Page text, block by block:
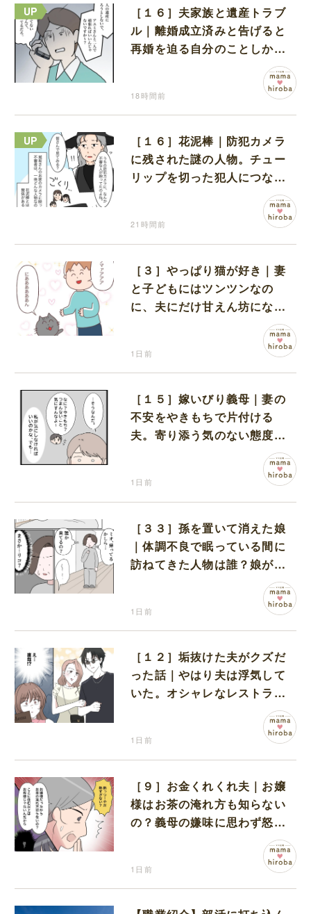
［１６］夫家族と遺産トラブ
ル｜離婚成立済みと告げると
再婚を迫る自分のことしか考
18時間前
［１６］花泥棒｜防犯カメラ
に残された謎の人物。チュー
リップを切った犯人につなが
る証拠になるのか期待する
21時間前
［３］やっぱり猫が好き｜妻
と子どもにはツンツンなの
に、夫にだけ甘えん坊になる
1日前
［１５］嫁いびり義母｜妻の
不安をやきもちで片付ける
夫。寄り添う気のない態度に
1日前
［３３］孫を置いて消えた娘
｜体調不良で眠っている間に
訪ねてきた人物は誰？娘が戻
ってきたのかと不安になる
1日前
［１２］垢抜けた夫がクズだ
った話｜やはり夫は浮気して
いた。オシャレなレストラン
1日前
［９］お金くれくれ夫｜お嬢
様はお茶の淹れ方も知らない
の？義母の嫌味に思わず怒り
1日前